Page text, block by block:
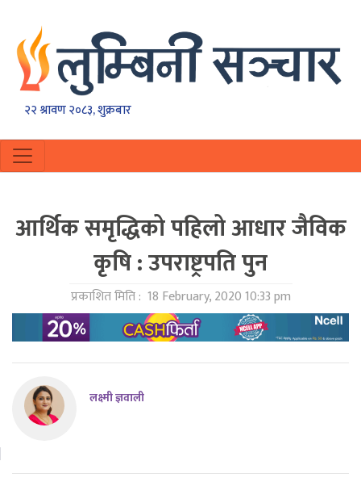
२२ श्रावण २०८३, शुक्रबार
आर्थिक समृद्धिको पहिलो आधार जैविक
कृषि : उपराष्ट्रपति पुन
प्रकाशित मिति : 18 February, 2020 10:33 pm
लक्ष्मी ज्ञवाली